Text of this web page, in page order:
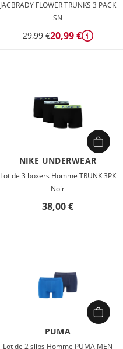
JACBRADY FLOWER TRUNKS 3 PACK
SN
29,99 €20,99 € Détails
NIKE UNDERWEAR
Lot de 3 boxers Homme TRUNK 3PK
Noir
38,00 €
PUMA
Lot de 2 slips Homme PUMA MEN